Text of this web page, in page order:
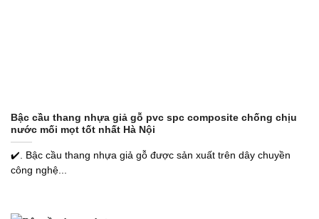
Bậc cầu thang nhựa giả gỗ pvc spc composite chống chịu
nước mối mọt tốt nhất Hà Nội
✔️. Bậc cầu thang nhựa giả gỗ được sản xuất trên dây chuyền
công nghệ...